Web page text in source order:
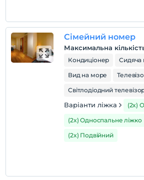
Правила готелю
перевірь
En erken saat 14:00 ve sonrası
Останній 12:00 і раніше
домашня тварина
Домашні тварини заборонені
кімнати для некурців
Плата за дітей віком до 1 не
Сімейний номер
Максимальна
Кондиціонер
Сидяча
Вид на море
Світлодіодний
Варіанти ліжка
(2x)
(2x) Односпальне ліжко
(2x) Подвійний